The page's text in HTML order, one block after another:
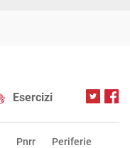
Esercizi
Pnrr Periferie